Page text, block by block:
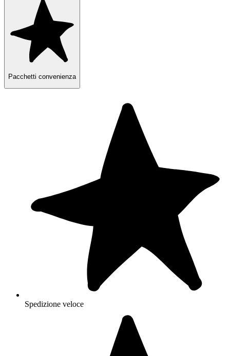
Pacchetti convenienza
Spedizione veloce